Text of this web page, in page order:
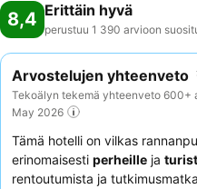
8,4 Erittäin hyvä
perustuu 1 390 arvioon
Arvostelujen yhteenveto
Tekoälyn tekemä yhteenveto 600+
May 2026
Tämä hotelli on vilkas
erinomaisesti perheille ja
rentoutumista ja